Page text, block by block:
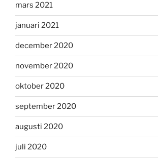
mars 2021
januari 2021
december 2020
november 2020
oktober 2020
september 2020
augusti 2020
juli 2020